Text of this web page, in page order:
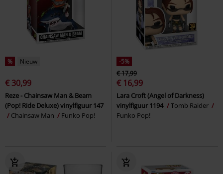
% Nieuw
€ 30,99
Reze - Chainsaw Man & Beam
(Pop! Ride Deluxe) vinylfiguur 147
Chainsaw Man
Funko Pop!
-5%
€ 17,99
€ 16,99
Lara Croft (Angel of Darkness)
vinylfiguur 1194
Tomb Raider
Funko Pop!